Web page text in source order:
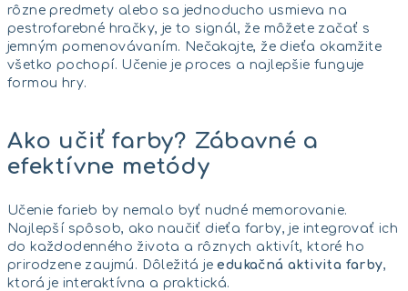
rôzne predmety alebo sa jednoducho usmieva na
pestrofarebné hračky, je to signál, že môžete začať s
jemným pomenovávaním. Nečakajte, že dieťa okamžite
všetko pochopí. Učenie je proces a najlepšie funguje
formou hry.
Ako učiť farby? Zábavné a
efektívne metódy
Učenie farieb by nemalo byť nudné memorovanie.
Najlepší spôsob, ako naučiť dieťa farby, je integrovať ich
do každodenného života a rôznych aktivít, ktoré ho
prirodzene zaujmú. Dôležitá jeedukačná aktivita farby,
ktorá je interaktívna a praktická.